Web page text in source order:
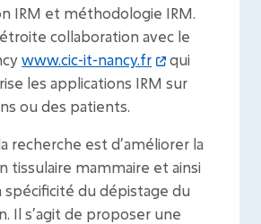
IRM et méthodologie IRM.
collaboration avec le
www.cic-it-nancy.fr
qui
les applications IRM sur
ou des patients.
recherche est d’améliorer la
tissulaire mammaire et ainsi
du dépistage du
Il s’agit de proposer une